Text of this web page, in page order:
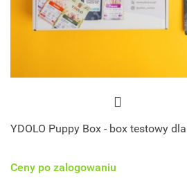
YDOLO Puppy Box - box testowy
Ceny po zalogowaniu